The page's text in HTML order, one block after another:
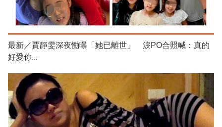
最新／賈靜雯深夜慟曝「她已離世」 淚PO合照喊：真的
好愛你...